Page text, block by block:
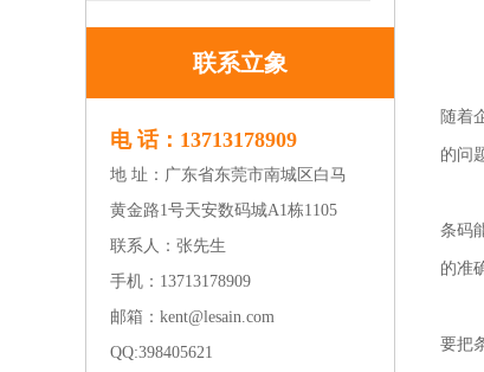
联系立象
电 话：13713178909
地 址：广东省东莞市南城区白马
黄金路1号天安数码城A1栋1105
联系人：张先生
手机：13713178909
邮箱：kent@lesain.com
QQ:398405621
随着
的问
条码
的准
要把